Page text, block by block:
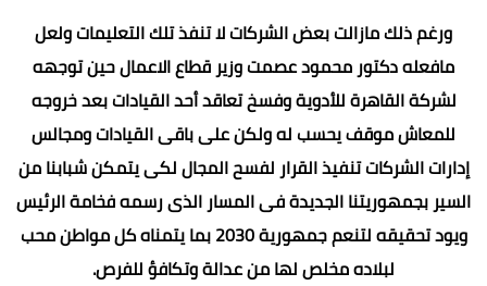
ورغم ذلك مازالت بعض الشركات لا تنفذ تلك التعليمات ولعل
مافعله دكتور محمود عصمت وزير قطاع الاعمال حين توجهه
لشركة القاهرة للأدوية وفسخ تعاقد أحد القيادات بعد خروجه
للمعاش موقف يحسب له ولكن على باقى القيادات ومجالس
إدارات الشركات تنفيذ القرار لفسح المجال لكى يتمكن شبابنا من
السير بجمهوريتنا الجديدة فى المسار الذى رسمه فخامة الرئيس
ويود تحقيقه لتنعم جمهورية 2030 بما يتمناه كل مواطن محب
لبلاده مخلص لها من عدالة وتكافؤ للفرص.